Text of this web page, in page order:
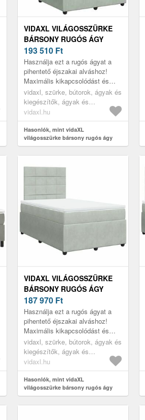
VIDAXL VILÁGOSSZÜRKE
BÁRSONY RUGÓS ÁGY
MATRACCAL 120 X 190 CM
193 510 Ft
Használja ezt a rugós ágyat a
pihentető éjszakai alváshoz!
Maximális kikapcsolódást és
kellemes alvást kínál.
vidaxl, szürke, bútorok, ágyak és
kiegészítők, ágyak és
ágykeretek
vidaxl.hu
Hasonlók, mint vidaXL
világosszürke bársony rugós ágy
matraccal 120 x 190 cm
VIDAXL VILÁGOSSZÜRKE
BÁRSONY RUGÓS ÁGY
MATRACCAL 120 X 190 CM
187 970 Ft
Használja ezt a rugós ágyat a
pihentető éjszakai alváshoz!
Maximális kikapcsolódást és
kellemes alvást kínál.
vidaxl, szürke, bútorok, ágyak és
kiegészítők, ágyak és
ágykeretek
vidaxl.hu
Hasonlók, mint vidaXL
világosszürke bársony rugós ágy
matraccal 120 x 190 cm